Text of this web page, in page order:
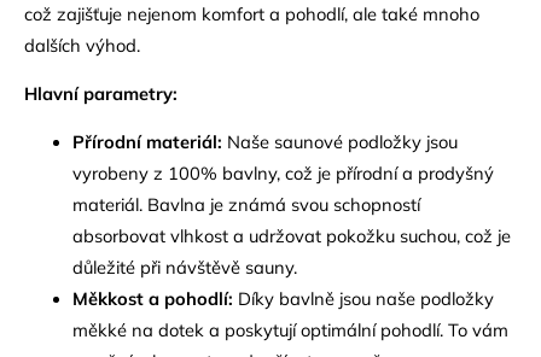
což zajišťuje nejenom komfort a pohodlí, ale také mnoho
dalších výhod.
Hlavní parametry:
Přírodní materiál: Naše saunové podložky jsou
vyrobeny z 100% bavlny, což je přírodní a prodyšný
materiál. Bavlna je známá svou schopností
absorbovat vlhkost a udržovat pokožku suchou, což je
důležité při návštěvě sauny.
Měkkost a pohodlí: Díky bavlně jsou naše podložky
měkké na dotek a poskytují optimální pohodlí. To vám